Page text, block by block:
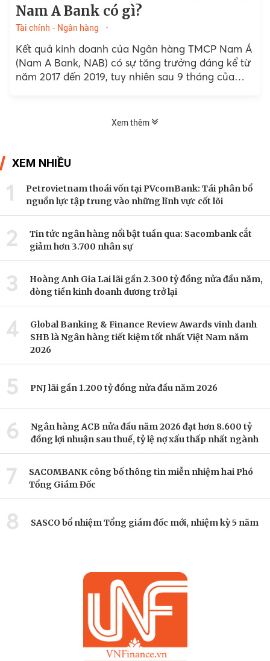
Nam A Bank có gì?
Tài chính - Ngân hàng
Kết quả kinh doanh của Ngân hàng TMCP Nam Á
(Nam A Bank, NAB) có sự tăng trưởng đáng kể từ
năm 2017 đến 2019, tuy nhiên sau 9 tháng của
Xem thêm
XEM NHIỀU
1
Petrovietnam thoái vốn tại PVcomBank: Tái phân bổ
nguồn lực tập trung vào những lĩnh vực cốt lõi
2
Tin tức ngân hàng nổi bật tuần qua: Sacombank cắt
giảm hơn 3.700 nhân sự
3
Hoàng Anh Gia Lai lãi gần 2.300 tỷ đồng nửa đầu năm,
dòng tiền kinh doanh dương trở lại
4
Global Banking & Finance Review Awards vinh danh
SHB là Ngân hàng tiết kiệm tốt nhất Việt Nam năm
2026
5 PNJ lãi gần 1.200 tỷ đồng nửa đầu năm 2026
6
Ngân hàng ACB nửa đầu năm 2026 đạt hơn 8.600 tỷ
đồng lợi nhuận sau thuế, tỷ lệ nợ xấu thấp nhất ngành
7
SACOMBANK công bố thông tin miễn nhiệm hai Phó
Tổng Giám Đốc
8 SASCO bổ nhiệm Tổng giám đốc mới, nhiệm kỳ 5 năm